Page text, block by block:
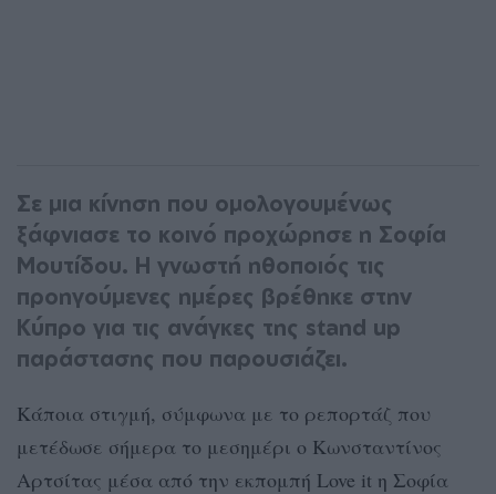
Σε μια κίνηση που ομολογουμένως
ξάφνιασε το κοινό προχώρησε η Σοφία
Μουτίδου. Η γνωστή ηθοποιός τις
προηγούμενες ημέρες βρέθηκε στην
Κύπρο για τις ανάγκες της stand up
παράστασης που παρουσιάζει.
Κάποια στιγμή, σύμφωνα με το ρεπορτάζ που
μετέδωσε σήμερα το μεσημέρι ο Κωνσταντίνος
Αρτσίτας μέσα από την εκπομπή Love it η Σοφία